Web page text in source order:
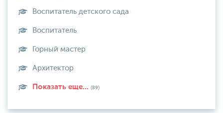
Воспитатель детского сада
Воспитатель
Горный мастер
Архитектор
Показать еще... (89)